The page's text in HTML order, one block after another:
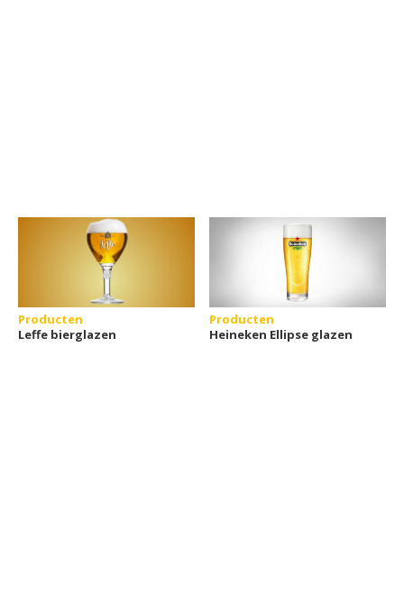
Producten
Leffe bierglazen
Producten
Heineken Ellipse glazen